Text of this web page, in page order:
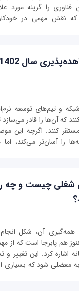
فناوری را گزینه مورد
نقش مهمی در
شبکه و تیم‌های توسعه
که آن‌ها را قادر می‌سازد
کنند. اگرچه این
را آسان‌تر می‌کند،
شغلی چیست و چه
همه‌گیری آن، شکل
هم پابرجا است که از
اشاره کرد. این تغییر
معضلی شود که بسیاری از